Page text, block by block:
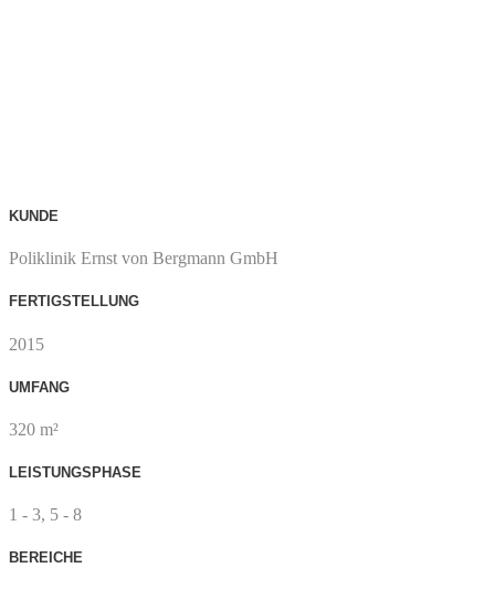
KUNDE
Poliklinik Ernst von Bergmann GmbH
FERTIGSTELLUNG
2015
UMFANG
320 m²
LEISTUNGSPHASE
1 - 3, 5 - 8
BEREICHE